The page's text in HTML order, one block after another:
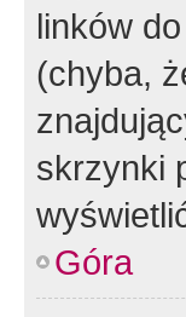
linków
(chyba,
skrzynki
Góra